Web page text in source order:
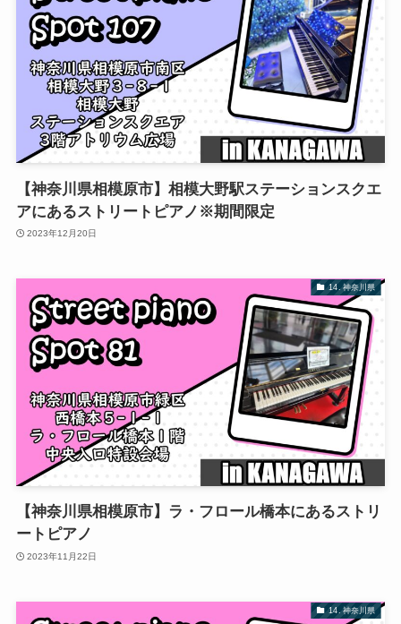
【神奈川県相模原市】相模大野駅ステーションスクエ
アにあるストリートピアノ※期間限定
2023年12月20日
14. 神奈川県
【神奈川県相模原市】ラ・フロール橋本にあるストリ
ートピアノ
2023年11月22日
14. 神奈川県